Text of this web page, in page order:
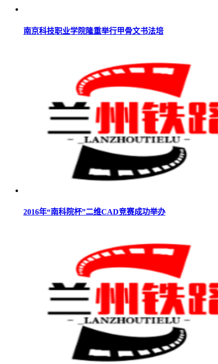
南京科技职业学院隆重举行甲骨文书法培
2016年“南科院杯”二维CAD竞赛成功举办